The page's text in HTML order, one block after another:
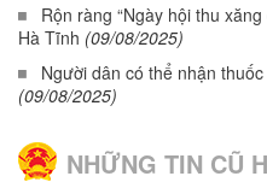
Rộn ràng “Ngày hội thu
Hà Tĩnh (09/08/2025)
Người dân có thể nhận
(09/08/2025)
NHỮNG TIN CŨ